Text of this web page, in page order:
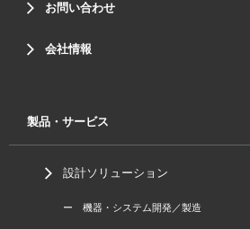
お問い合わせ
会社情報
製品・サービス
設計ソリューション
ー 機器・システム開発／製造